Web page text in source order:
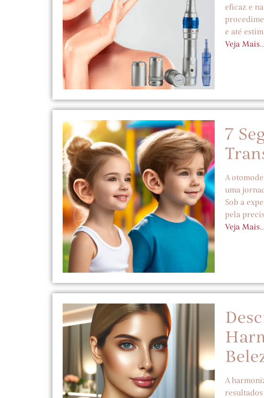
eficaz e
e até
Veja
7
A
uma
Sob a
pela
Veja
A